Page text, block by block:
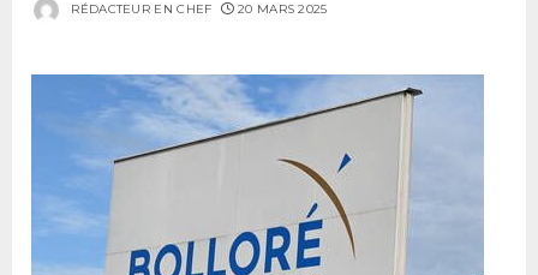
RÉDACTEUR EN CHEF 20 MARS 2025